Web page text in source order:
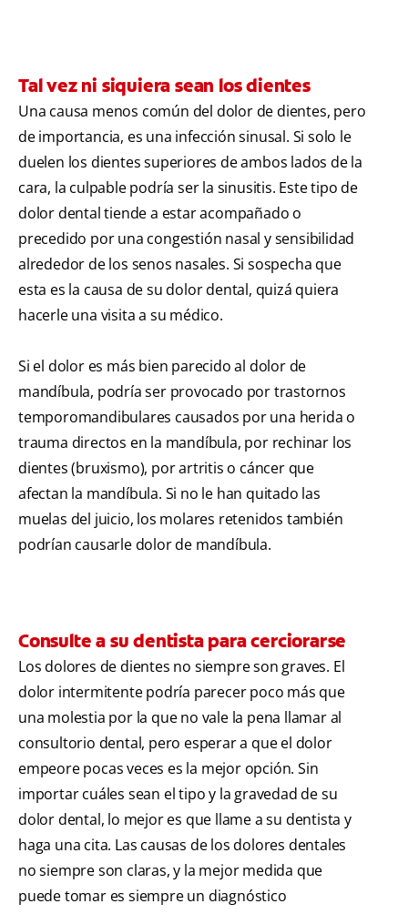
Tal vez ni siquiera sean los dientes
Una causa menos común del dolor de dientes, pero
de importancia, es una infección sinusal. Si solo le
duelen los dientes superiores de ambos lados de la
cara, la culpable podría ser la sinusitis. Este tipo de
dolor dental tiende a estar acompañado o
precedido por una congestión nasal y sensibilidad
alrededor de los senos nasales. Si sospecha que
esta es la causa de su dolor dental, quizá quiera
hacerle una visita a su médico.
Si el dolor es más bien parecido al dolor de
mandíbula, podría ser provocado por trastornos
temporomandibulares causados por una herida o
trauma directos en la mandíbula, por rechinar los
dientes (bruxismo), por artritis o cáncer que
afectan la mandíbula. Si no le han quitado las
muelas del juicio, los molares retenidos también
podrían causarle dolor de mandíbula.
Consulte a su dentista para cerciorarse
Los dolores de dientes no siempre son graves. El
dolor intermitente podría parecer poco más que
una molestia por la que no vale la pena llamar al
consultorio dental, pero esperar a que el dolor
empeore pocas veces es la mejor opción. Sin
importar cuáles sean el tipo y la gravedad de su
dolor dental, lo mejor es que llame a su dentista y
haga una cita. Las causas de los dolores dentales
no siempre son claras, y la mejor medida que
puede tomar es siempre un diagnóstico